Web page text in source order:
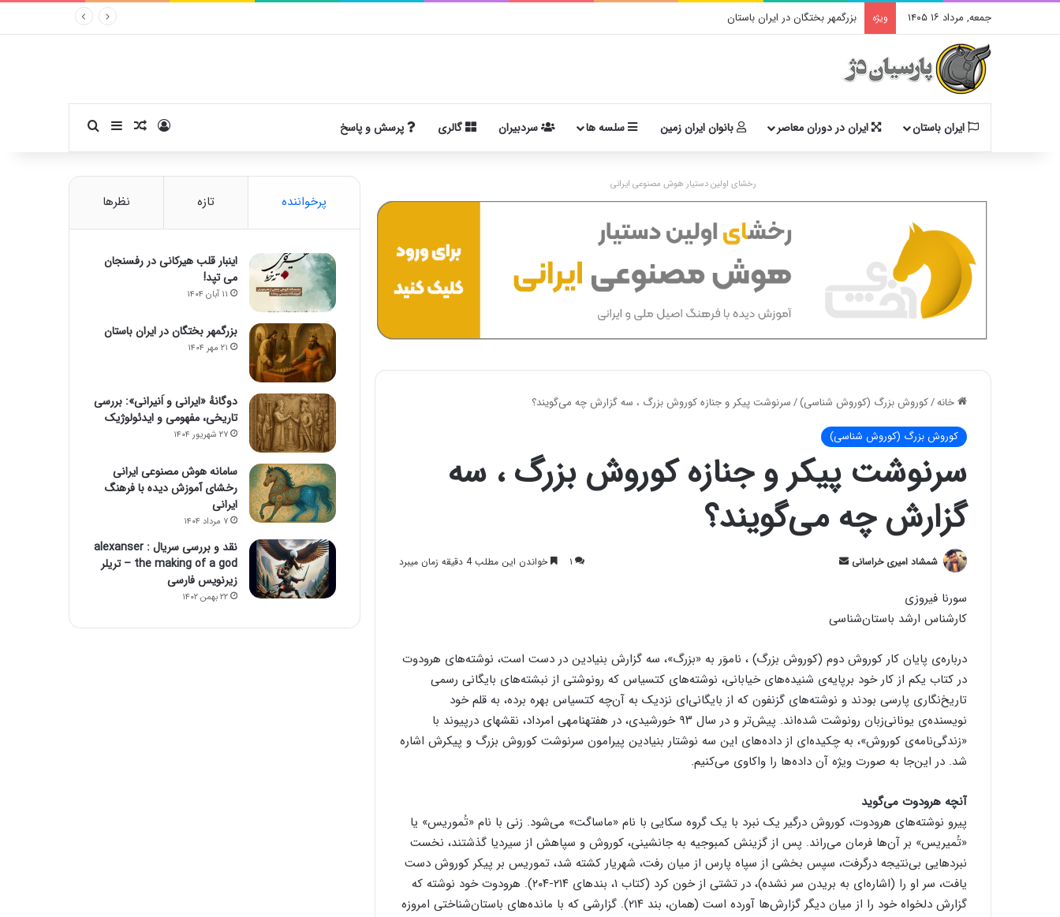
جمعه, مرداد ۱۶ ۱۴۰۵ ویژه بزرگمهر بختگان در ایران باستان
ایران باستان ایران در دوران معاصر بانوان ایران زمین سلسه ها سردبیران گالری پرسش و پاسخ ورودنوشته تصادفی
سایدبارجستجو برای
رخشای اولین دستیار هوش مصنوعی ایرانی
خانه/کوروش بزرگ (کوروش شناسی)/سرنوشت پیکر و جنازه کوروش بزرگ ، سه گزارش چه‌ می‌گویند؟
کوروش بزرگ (کوروش شناسی)
سرنوشت پیکر و جنازه کوروش بزرگ ، سه
گزارش چه‌ می‌گویند؟
شمشاد امیری خراسانی
ارسال
۱ خواندن این مطلب 4 دقیقه زمان میبرد
سورنا فیروزی
کارشناس ارشد باستان‌شناسی
درباره‌ی پایان کار کوروش دوم (کوروش بزرگ) ، ناموَر به «بزرگ»، سه گزارش بنیادین در دست است، نوشته‌های هرودوت
در کتاب یکم از کار خود برپایه‌ی شنیده‌های خیابانی، نوشته‌های کتسیاس که رونوشتی از نبشته‌های بایگانی رسمی
تاریخ‌نگاری پارسی بودند و نوشته‌های گزنفون که از بایگانی‌ای نزدیک به آن‌چه کتسیاس بهره برده، به قلم خود
نویسنده‌ی یونانی‌زبان رونوشت شده‌اند. پیش‌تر و در سال ۹۳ خورشیدی، در هفته‎نامه‎ی امرداد، نقشه‎ای درپیوند با
«زندگی‌نامه‌ی کوروش»، به چکیده‌ای از داده‌های این سه نوشتار بنیادین پیرامون سرنوشت کوروش بزرگ و پیکرش اشاره
شد. در این‌جا به صورت ویژه آن داده‌ها را واکاوی می‌کنیم.
آنچه هرودوت می‌گوید
پیرو نوشته‌های هرودوت، کوروش درگیر یک نبرد با یک گروه سکایی با نام «ماساگت» می‌شود. زنی با نام «تُموریس» یا
«تُمیریس» بر آن‌ها فرمان می‌راند. پس از گزینش کمبوجیه به جانشینی، کوروش و سپاهش از سیردیا گذشتند، نخست
نبردهایی بی‌نتیجه درگرفت، سپس بخشی از سپاه پارس از میان رفت، شهریار کشته شد، تموریس بر پیکر کوروش دست
یافت، سر او را (اشاره‌ای به بریدن سر نشده)، در تشتی از خون کرد (کتاب ۱، بندهای ۲۱۴-۲۰۴). هرودوت خود نوشته که
گزارش دلخواه خود را از میان دیگر گزارش‌ها آورده است (همان، بند ۲۱۴). گزارشی که با مانده‌های باستان‌شناختی امروزه
پرخواننده تازه نظرها
اینبار قلب هیرکانی در رفسنجان
می تپد!
۱۱ آبان ۱۴۰۴
بزرگمهر بختگان در ایران باستان
۲۱ مهر ۱۴۰۴
دوگانهٔ «ایرانی و اَنیرانی»: بررسی
تاریخی، مفهومی و ایدئولوژیک
۲۷ شهریور ۱۴۰۴
سامانه هوش مصنوعی ایرانی
رخشای آموزش دیده با فرهنگ
ایرانی
۷ مرداد ۱۴۰۴
نقد و بررسی سریال alexanser :
the making of a god – تریلر
زیرنویس فارسی
۲۲ بهمن ۱۴۰۲